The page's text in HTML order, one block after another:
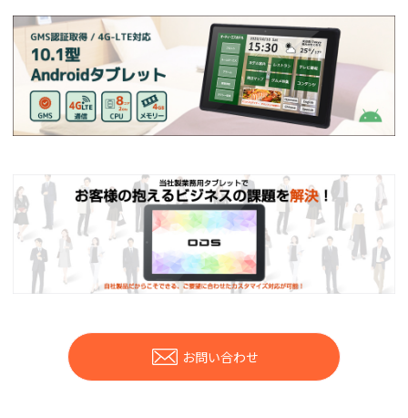
お問い合わせ